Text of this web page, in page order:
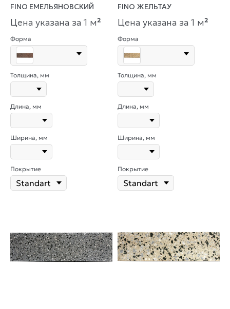
FINO ЕМЕЛЬЯНОВСКИЙ
Цена указана за 1 м²
Форма
Толщина, мм
Длина, мм
Ширина, мм
Покрытие
FINO ЖЕЛЬТАУ
Цена указана за 1 м²
Форма
Толщина, мм
Длина, мм
Ширина, мм
Покрытие